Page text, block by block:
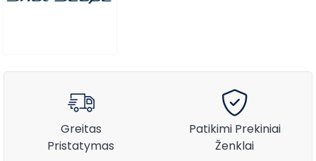
Greitas
Pristatymas
Patikimi Prekiniai
Ženklai